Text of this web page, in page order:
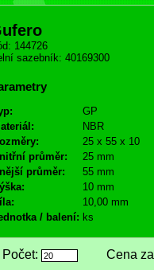
144726
sazebník: 40169300
GP
NBR
25 x 55 x 10
průměr:
25 mm
průměr:
55 mm
10 mm
10,00 mm
/ balení: ks
Počet: Cena za